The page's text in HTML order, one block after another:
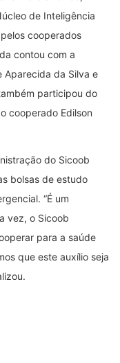
de Inteligência
cooperados
contou com a
Aparecida da Silva e
participou do
cooperado Edilson
do Sicoob
bolsas de estudo
“É um
vez, o Sicoob
para a saúde
que este auxílio seja